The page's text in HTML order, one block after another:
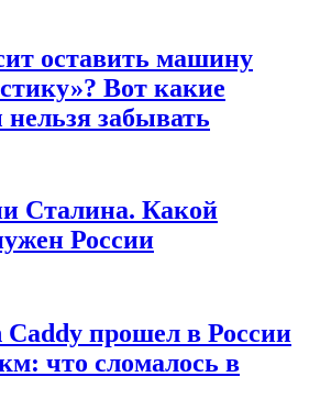
оставить машину
Вот какие
забывать
Сталина. Какой
России
Caddy прошел в России
что сломалось в